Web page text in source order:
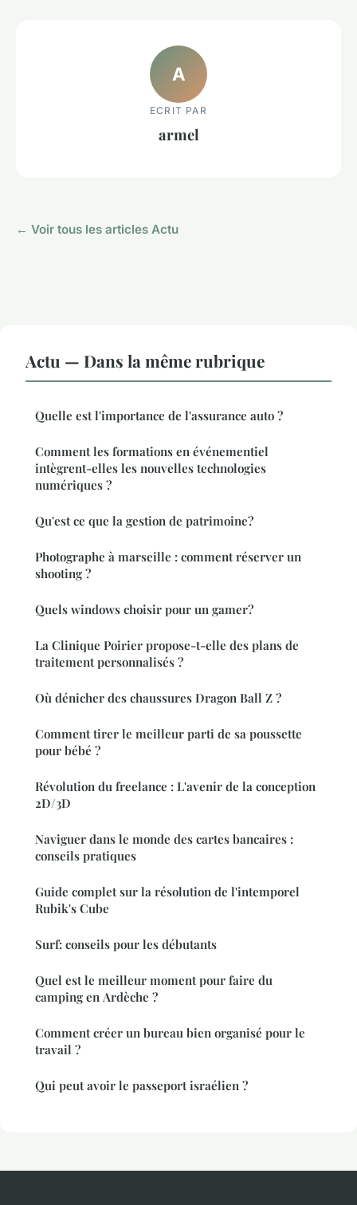
A
ECRIT PAR
armel
← Voir tous les articles Actu
Actu — Dans la même rubrique
Quelle est l'importance de l'assurance auto ?
Comment les formations en événementiel
intègrent-elles les nouvelles technologies
numériques ?
Qu'est ce que la gestion de patrimoine?
Photographe à marseille : comment réserver un
shooting ?
Quels windows choisir pour un gamer?
La Clinique Poirier propose-t-elle des plans de
traitement personnalisés ?
Où dénicher des chaussures Dragon Ball Z ?
Comment tirer le meilleur parti de sa poussette
pour bébé ?
Révolution du freelance : L'avenir de la conception
2D/3D
Naviguer dans le monde des cartes bancaires :
conseils pratiques
Guide complet sur la résolution de l'intemporel
Rubik's Cube
Surf: conseils pour les débutants
Quel est le meilleur moment pour faire du
camping en Ardèche ?
Comment créer un bureau bien organisé pour le
travail ?
Qui peut avoir le passeport israélien ?